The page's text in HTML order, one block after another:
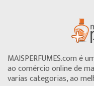
MAISPERFUMES.com é
ao comércio online de
varias categorias, ao